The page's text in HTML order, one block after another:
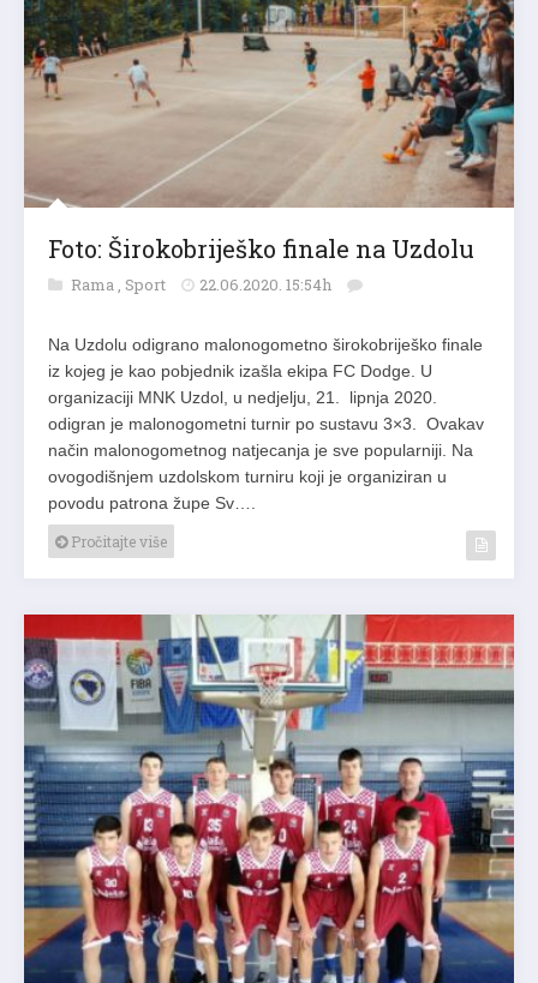
Foto: Širokobriješko finale na Uzdolu
Rama , Sport 22.06.2020. 15:54h
Na Uzdolu odigrano malonogometno širokobriješko finale
iz kojeg je kao pobjednik izašla ekipa FC Dodge. U
organizaciji MNK Uzdol, u nedjelju, 21. lipnja 2020.
odigran je malonogometni turnir po sustavu 3×3. Ovakav
način malonogometnog natjecanja je sve popularniji. Na
ovogodišnjem uzdolskom turniru koji je organiziran u
povodu patrona župe Sv….
Pročitajte više